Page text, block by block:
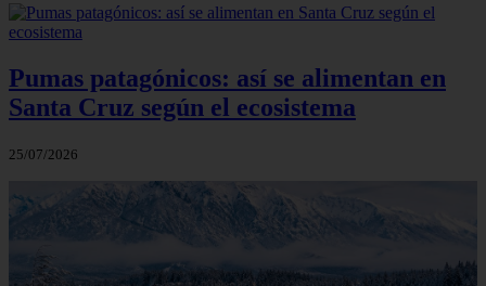
Pumas patagónicos: así se alimentan en
Santa Cruz según el ecosistema
25/07/2026